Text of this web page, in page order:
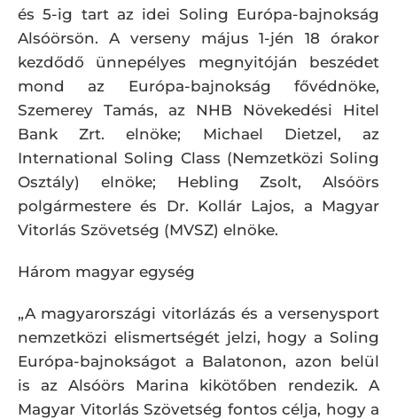
és 5-ig tart az idei Soling Európa-bajnokság
Alsóörsön. A verseny május 1-jén 18 órakor
kezdődő ünnepélyes megnyitóján beszédet
mond az Európa-bajnokság fővédnöke,
Szemerey Tamás, az NHB Növekedési Hitel
Bank Zrt. elnöke; Michael Dietzel, az
International Soling Class (Nemzetközi Soling
Osztály) elnöke; Hebling Zsolt, Alsóörs
polgármestere és Dr. Kollár Lajos, a Magyar
Vitorlás Szövetség (MVSZ) elnöke.
Három magyar egység
„A magyarországi vitorlázás és a versenysport
nemzetközi elismertségét jelzi, hogy a Soling
Európa-bajnokságot a Balatonon, azon belül
is az Alsóörs Marina kikötőben rendezik. A
Magyar Vitorlás Szövetség fontos célja, hogy a